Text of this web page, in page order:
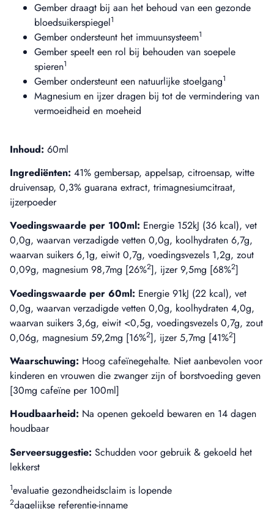
Gember draagt bij aan het behoud van een gezonde
bloedsuikerspiegel1
Gember ondersteunt het immuunsysteem1
Gember speelt een rol bij behouden van soepele
spieren1
Gember ondersteunt een natuurlijke stoelgang1
Magnesium en ijzer dragen bij tot de vermindering van
vermoeidheid en moeheid
Inhoud: 60ml
Ingrediënten: 41% gembersap, appelsap, citroensap, witte
druivensap, 0,3% guarana extract, trimagnesiumcitraat,
ijzerpoeder
Voedingswaarde per 100ml: Energie 152kJ (36 kcal), vet
0,0g, waarvan verzadigde vetten 0,0g, koolhydraten 6,7g,
waarvan suikers 6,1g, eiwit 0,7g, voedingsvezels 1,2g, zout
0,09g, magnesium 98,7mg [26%2], ijzer 9,5mg [68%2]
Voedingswaarde per 60ml: Energie 91kJ (22 kcal), vet
0,0g, waarvan verzadigde vetten 0,0g, koolhydraten 4,0g,
waarvan suikers 3,6g, eiwit <0,5g, voedingsvezels 0,7g, zout
0,06g, magnesium 59,2mg [16%2], ijzer 5,7mg [41%2]
Waarschuwing: Hoog cafeïnegehalte. Niet aanbevolen voor
kinderen en vrouwen die zwanger zijn of borstvoeding geven
[30mg cafeïne per 100ml]
Houdbaarheid: Na openen gekoeld bewaren en 14 dagen
houdbaar
Serveersuggestie: Schudden voor gebruik & gekoeld het
lekkerst
1evaluatie gezondheidsclaim is lopende
2dagelijkse referentie-inname